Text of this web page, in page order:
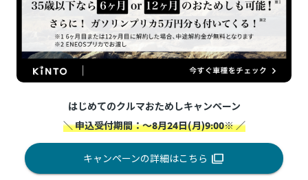
はじめてのクルマおためしキャンペーン
＼ 申込受付期間：～8月24日(月)9:00※ ／
キャンペーンの詳細はこちら